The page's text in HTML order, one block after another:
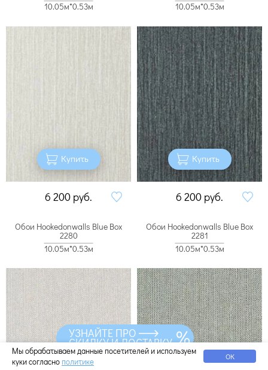
10.05м*0.53м
Купить
6 200 руб.
10.05м*0.53м
Купить
6 200 руб.
Обои Hookedonwalls Blue Box
2280
10.05м*0.53м
Обои Hookedonwalls Blue Box
2281
10.05м*0.53м
Мы обрабатываем данные посетителей и используем
куки согласно политике ОК
УЗНАЙТЕ ПРО
СКИДКУ И ДОСТАВКУ